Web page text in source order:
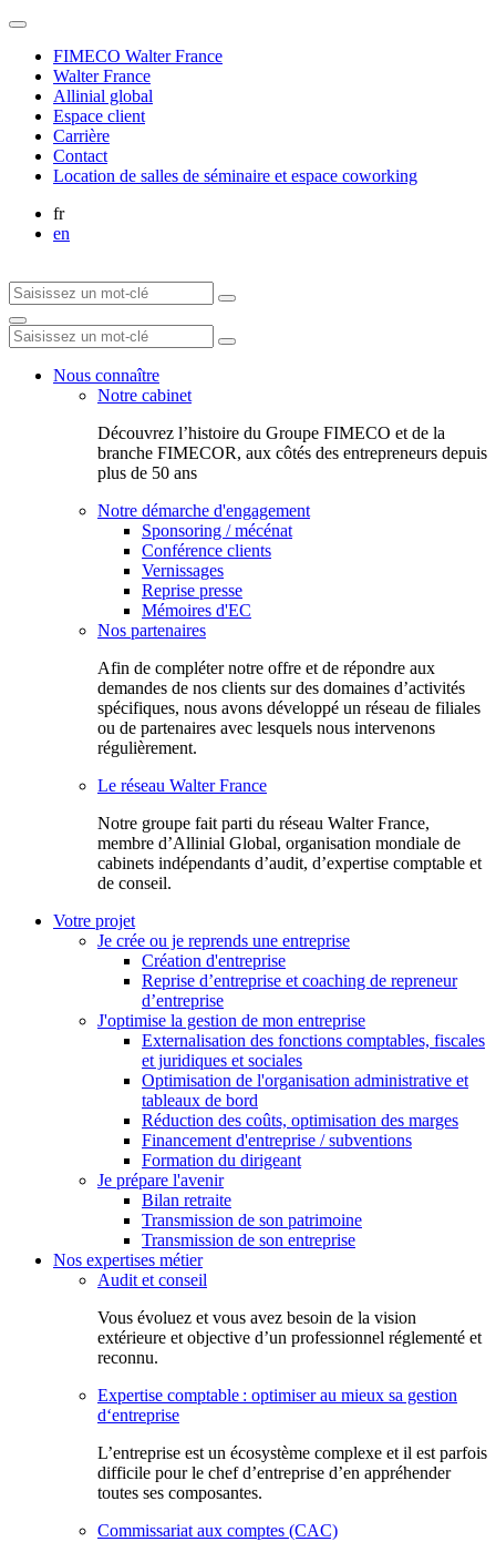
FIMECO Walter France
Walter France
Allinial global
Espace client
Carrière
Contact
Location de salles de séminaire et espace coworking
fr
en
Nous connaître
Notre cabinet
Découvrez l’histoire du Groupe FIMECO et de la
branche FIMECOR, aux côtés des entrepreneurs depuis
plus de 50 ans
Notre démarche d'engagement
Sponsoring / mécénat
Conférence clients
Vernissages
Reprise presse
Mémoires d'EC
Nos partenaires
Afin de compléter notre offre et de répondre aux
demandes de nos clients sur des domaines d’activités
spécifiques, nous avons développé un réseau de filiales
ou de partenaires avec lesquels nous intervenons
régulièrement.
Le réseau Walter France
Notr​e groupe fait parti du réseau Walter France,
membre d’Allinial Global, organisation mondiale de
cabinets indépendants d’audit, d’expertise comptable et
de conseil.
Votre projet
Je crée ou je reprends une entreprise
Création d'entreprise
Reprise d’entreprise et coaching de repreneur
d’entreprise
J'optimise la gestion de mon entreprise
Externalisation des fonctions comptables, fiscales
et juridiques et sociales
Optimisation de l'organisation administrative et
tableaux de bord
Réduction des coûts, optimisation des marges
Financement d'entreprise / subventions
Formation du dirigeant
Je prépare l'avenir
Bilan retraite
Transmission de son patrimoine
Transmission de son entreprise
Nos expertises métier
Audit et conseil
Vous évoluez et vous avez besoin de la vision
extérieure et objective d’un professionnel réglementé et
reconnu.
Expertise comptable : optimiser au mieux sa gestion
d‘entreprise
L’entreprise est un écosystème complexe et il est parfois
difficile pour le chef d’entreprise d’en appréhender
toutes ses composantes.
Commissariat aux comptes (CAC)